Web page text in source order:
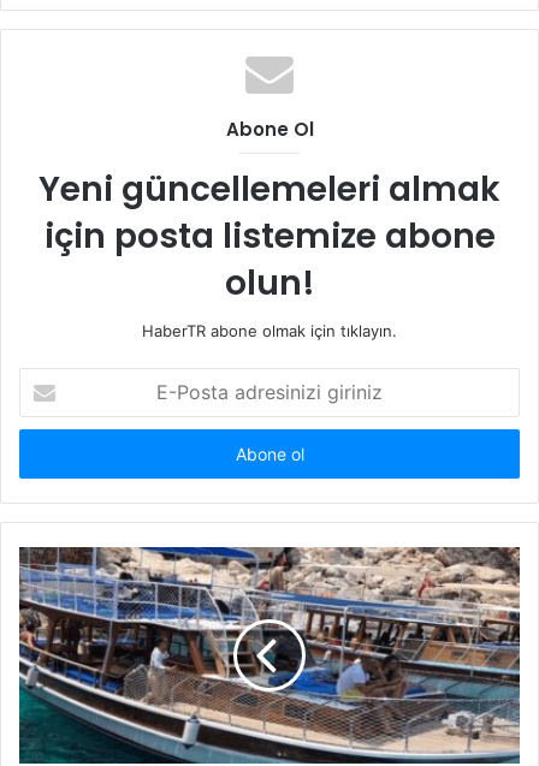
Abone Ol
Yeni güncellemeleri almak
için posta listemize abone
olun!
HaberTR abone olmak için tıklayın.
Posta
adresinizi